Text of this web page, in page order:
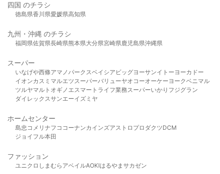
四国 のチラシ
徳島県香川県愛媛県高知県
九州・沖縄 のチラシ
福岡県佐賀県長崎県熊本県大分県宮崎県鹿児島県沖縄県
スーパー
いなげや西條アマノパークスベイシア ビッグヨーサンイトーヨーカドー
イオンカスミ マルエツスーパーバリューヤオコーオーケー ヨークベニマル
ツルヤマルト オギノ エスマート ライフ業務スーパーいかり フジグラン
ダイレックスサンエーイズミヤ
ホームセンター
島忠 コメリ ナフコ コーナンカインズアストロプロダクツDCM
ジョイフル本田
ファッション
ユニクロ しまむら アベイルAOKIはるやま サカゼン